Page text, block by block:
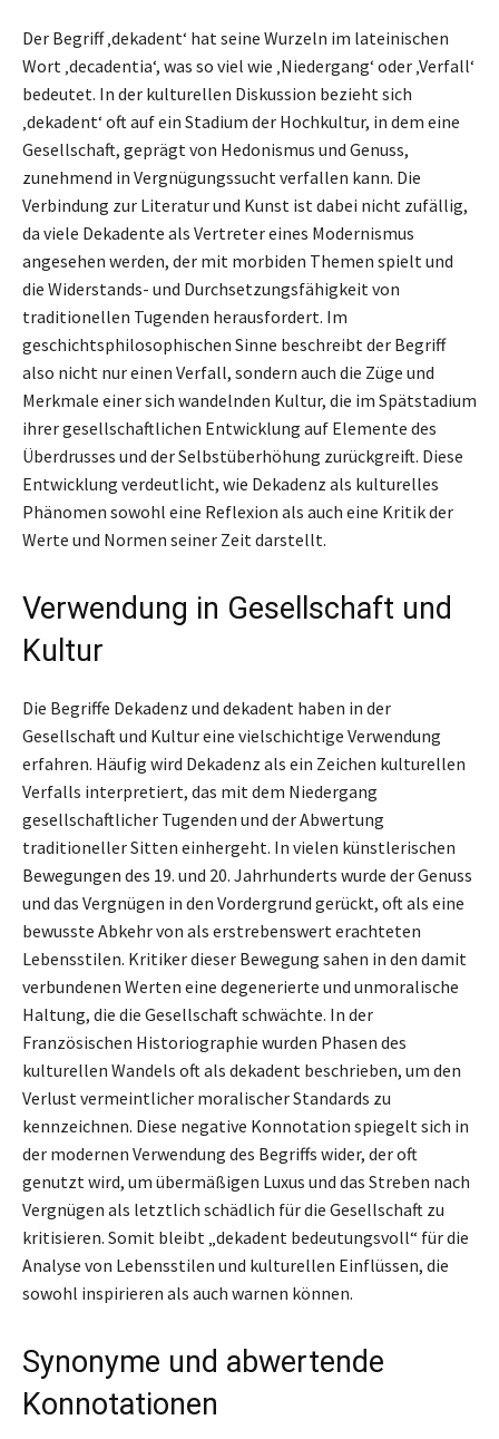
Der Begriff ‚dekadent‘ hat seine Wurzeln im lateinischen
Wort ‚decadentia‘, was so viel wie ‚Niedergang‘ oder ‚Verfall‘
bedeutet. In der kulturellen Diskussion bezieht sich
‚dekadent‘ oft auf ein Stadium der Hochkultur, in dem eine
Gesellschaft, geprägt von Hedonismus und Genuss,
zunehmend in Vergnügungssucht verfallen kann. Die
Verbindung zur Literatur und Kunst ist dabei nicht zufällig,
da viele Dekadente als Vertreter eines Modernismus
angesehen werden, der mit morbiden Themen spielt und
die Widerstands- und Durchsetzungsfähigkeit von
traditionellen Tugenden herausfordert. Im
geschichtsphilosophischen Sinne beschreibt der Begriff
also nicht nur einen Verfall, sondern auch die Züge und
Merkmale einer sich wandelnden Kultur, die im Spätstadium
ihrer gesellschaftlichen Entwicklung auf Elemente des
Überdrusses und der Selbstüberhöhung zurückgreift. Diese
Entwicklung verdeutlicht, wie Dekadenz als kulturelles
Phänomen sowohl eine Reflexion als auch eine Kritik der
Werte und Normen seiner Zeit darstellt.
Verwendung in Gesellschaft und
Kultur
Die Begriffe Dekadenz und dekadent haben in der
Gesellschaft und Kultur eine vielschichtige Verwendung
erfahren. Häufig wird Dekadenz als ein Zeichen kulturellen
Verfalls interpretiert, das mit dem Niedergang
gesellschaftlicher Tugenden und der Abwertung
traditioneller Sitten einhergeht. In vielen künstlerischen
Bewegungen des 19. und 20. Jahrhunderts wurde der Genuss
und das Vergnügen in den Vordergrund gerückt, oft als eine
bewusste Abkehr von als erstrebenswert erachteten
Lebensstilen. Kritiker dieser Bewegung sahen in den damit
verbundenen Werten eine degenerierte und unmoralische
Haltung, die die Gesellschaft schwächte. In der
Französischen Historiographie wurden Phasen des
kulturellen Wandels oft als dekadent beschrieben, um den
Verlust vermeintlicher moralischer Standards zu
kennzeichnen. Diese negative Konnotation spiegelt sich in
der modernen Verwendung des Begriffs wider, der oft
genutzt wird, um übermäßigen Luxus und das Streben nach
Vergnügen als letztlich schädlich für die Gesellschaft zu
kritisieren. Somit bleibt „dekadent bedeutungsvoll“ für die
Analyse von Lebensstilen und kulturellen Einflüssen, die
sowohl inspirieren als auch warnen können.
Synonyme und abwertende
Konnotationen